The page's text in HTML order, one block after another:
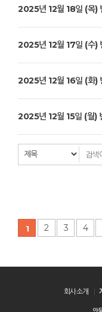
2025년 12월 18일 (목)
2025년 12월 17일 (수)
2025년 12월 16일 (화)
2025년 12월 15일 (월)
1 2 3 4
회사소개